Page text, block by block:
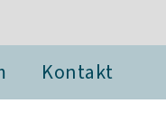
Kontakt